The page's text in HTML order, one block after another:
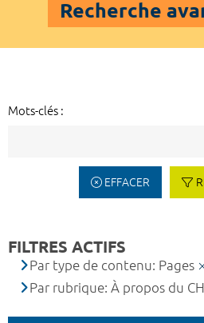
Recherche
Mots-clés :
EFFACER
FILTRES ACTIFS
Par type de contenu: Pages
Par rubrique: À propos du